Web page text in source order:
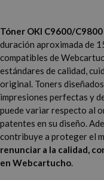
Tóner OKI C9600/
duración aproximada de
compatibles de
estándares de calidad,
original. Toners
impresiones perfectas y
puede variar respecto al
patentes en su diseño.
contribuye a proteger el
renunciar a la calidad,
en Webcartucho.